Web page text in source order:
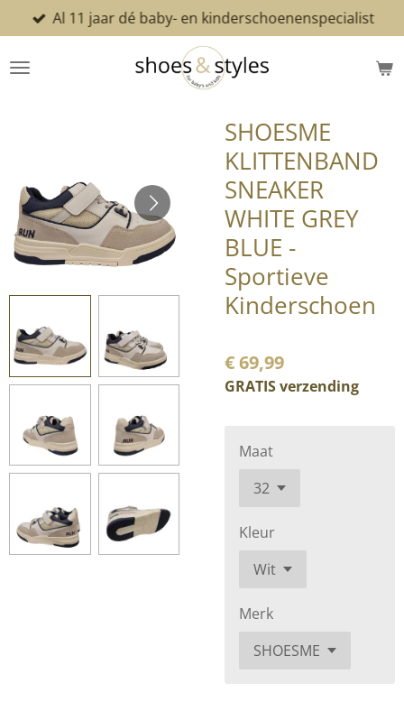
direct
naar
Al 11 jaar dé baby- en kinderschoenenspecialist
SHOESME
KLITTENBAND
SNEAKER
WHITE GREY
BLUE -
Sportieve
Kinderschoen
€ 69,99
GRATIS verzending
Maat
Kleur
Merk